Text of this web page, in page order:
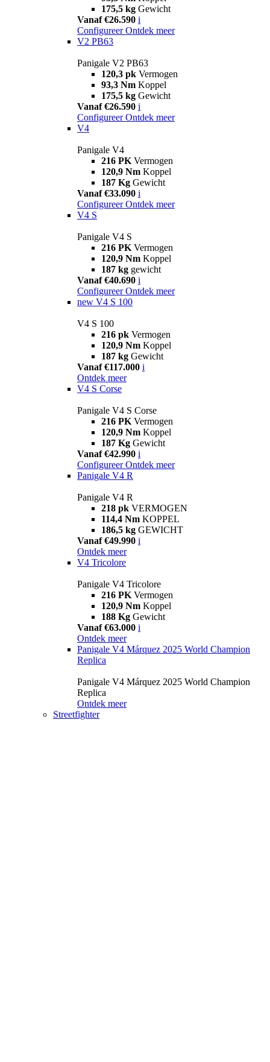
175,5 kg Gewicht
Vanaf €26.590 i
Configureer Ontdek meer
V2 PB63
Panigale V2 PB63
120,3 pk Vermogen
93,3 Nm Koppel
175,5 kg Gewicht
Vanaf €26.590 i
Configureer Ontdek meer
V4
Panigale V4
216 PK Vermogen
120,9 Nm Koppel
187 Kg Gewicht
Vanaf €33.090 i
Configureer Ontdek meer
V4 S
Panigale V4 S
216 PK Vermogen
120,9 Nm Koppel
187 kg gewicht
Vanaf €40.690 i
Configureer Ontdek meer
new V4 S 100
V4 S 100
216 pk Vermogen
120,9 Nm Koppel
187 kg Gewicht
Vanaf €117.000 i
Ontdek meer
V4 S Corse
Panigale V4 S Corse
216 PK Vermogen
120,9 Nm Koppel
187 Kg Gewicht
Vanaf €42.990 i
Configureer Ontdek meer
Panigale V4 R
Panigale V4 R
218 pk VERMOGEN
114,4 Nm KOPPEL
186,5 kg GEWICHT
Vanaf €49.990 i
Ontdek meer
V4 Tricolore
Panigale V4 Tricolore
216 PK Vermogen
120,9 Nm Koppel
188 Kg Gewicht
Vanaf €63.000 i
Ontdek meer
Panigale V4 Márquez 2025 World Champion
Replica
Panigale V4 Márquez 2025 World Champion
Replica
Ontdek meer
Streetfighter